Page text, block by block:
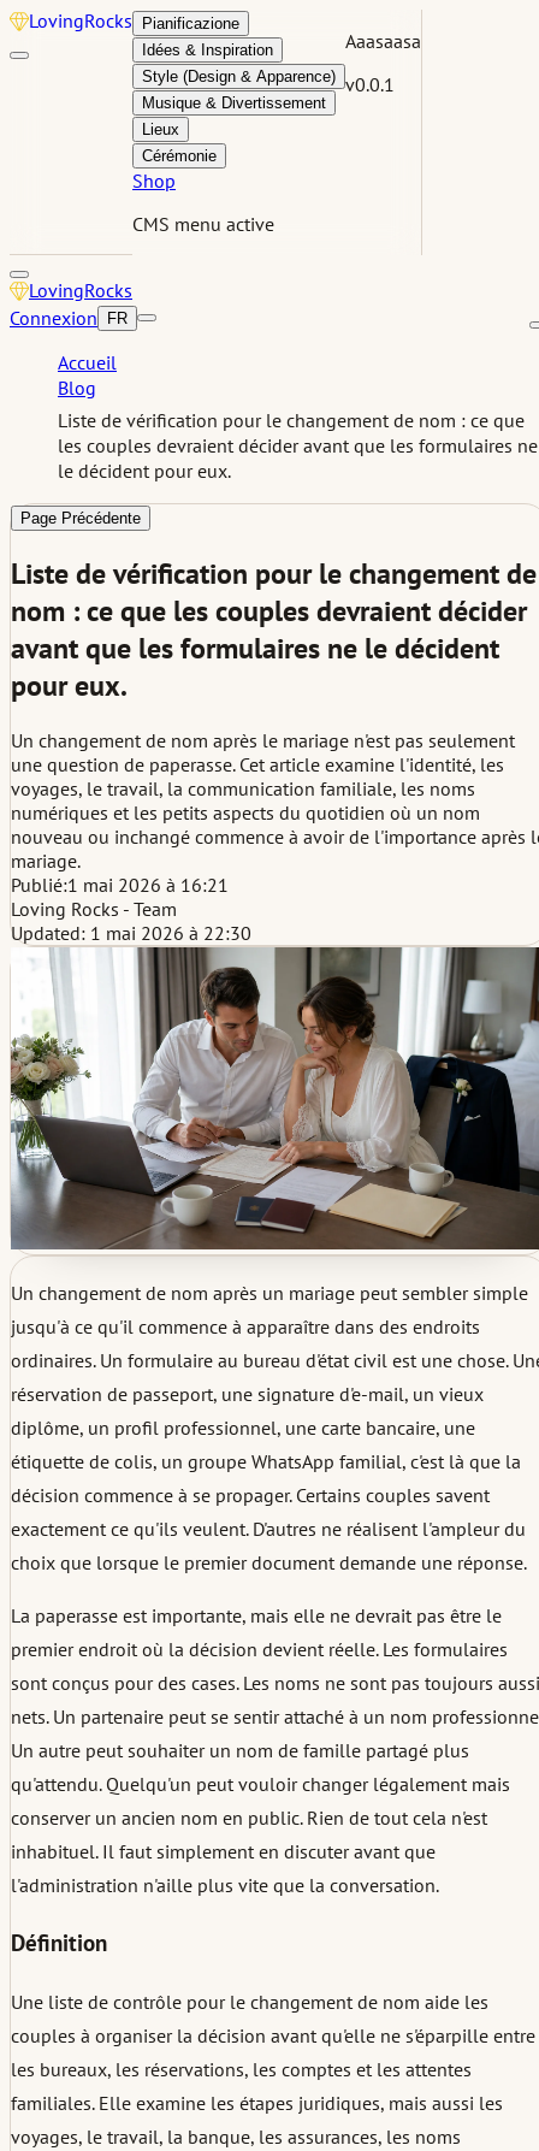
LovingRocks
Pianificazione
Idées & Inspiration
Style (Design & Apparence)
Musique & Divertissement
Lieux
Cérémonie
Shop
CMS menu active
Aaasaasa
v0.0.1
LovingRocks
Connexion
FR
Accueil
Blog
Liste de vérification pour le changement de nom : ce que
les couples devraient décider avant que les formulaires ne
le décident pour eux.
Page Précédente
Liste de vérification pour le changement de
nom : ce que les couples devraient décider
avant que les formulaires ne le décident
pour eux.
Un changement de nom après le mariage n'est pas seulement
une question de paperasse. Cet article examine l'identité, les
voyages, le travail, la communication familiale, les noms
numériques et les petits aspects du quotidien où un nom
nouveau ou inchangé commence à avoir de l'importance après
mariage.
Publié:1 mai 2026 à 16:21
Loving Rocks - Team
Updated: 1 mai 2026 à 22:30
Un changement de nom après un mariage peut sembler simple
jusqu'à ce qu'il commence à apparaître dans des endroits
ordinaires. Un formulaire au bureau d'état civil est une chose.
réservation de passeport, une signature d'e-mail, un vieux
diplôme, un profil professionnel, une carte bancaire, une
étiquette de colis, un groupe WhatsApp familial, c'est là que la
décision commence à se propager. Certains couples savent
exactement ce qu'ils veulent. D'autres ne réalisent l'ampleur du
choix que lorsque le premier document demande une réponse.
La paperasse est importante, mais elle ne devrait pas être le
premier endroit où la décision devient réelle. Les formulaires
sont conçus pour des cases. Les noms ne sont pas toujours aussi
nets. Un partenaire peut se sentir attaché à un nom
Un autre peut souhaiter un nom de famille partagé plus
qu'attendu. Quelqu'un peut vouloir changer légalement mais
conserver un ancien nom en public. Rien de tout cela n'est
inhabituel. Il faut simplement en discuter avant que
l'administration n'aille plus vite que la conversation.
Définition
Une liste de contrôle pour le changement de nom aide les
couples à organiser la décision avant qu'elle ne s'éparpille entre
les bureaux, les réservations, les comptes et les attentes
familiales. Elle examine les étapes juridiques, mais aussi les
voyages, le travail, la banque, les assurances, les noms